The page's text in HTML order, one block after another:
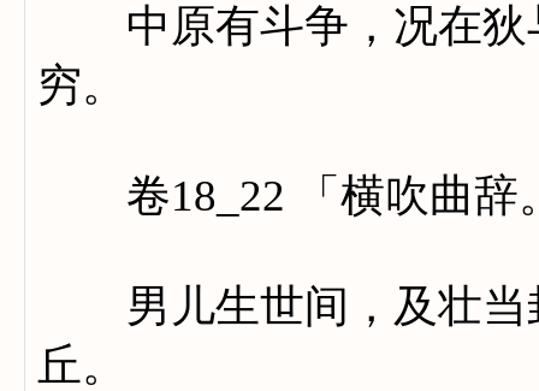
中原有斗争，况在狄
穷。
卷18_22 「横吹曲辞
男儿生世间，及壮当
丘。